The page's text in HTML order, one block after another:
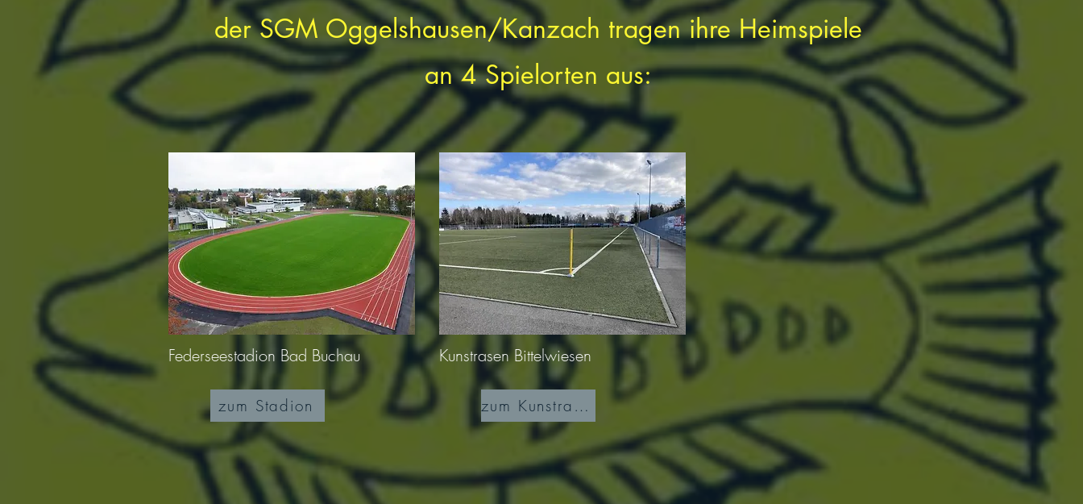
der SGM Oggelshausen/Kanzach tragen ihre Heimspiele
an 4 Spielorten aus:
Federseestadion Bad Buchau
zum Stadion
Kunstrasen Bittelwiesen
zum Kunstrasen